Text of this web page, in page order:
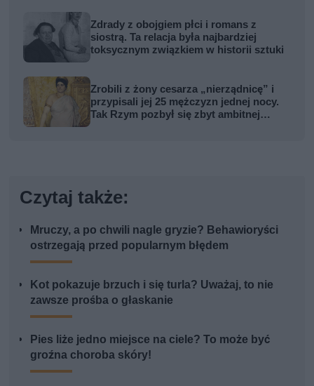
Zdrady z obojgiem płci i romans z
siostrą. Ta relacja była najbardziej
toksycznym związkiem w historii sztuki
Zrobili z żony cesarza „nierządnicę” i
przypisali jej 25 mężczyzn jednej nocy.
Tak Rzym pozbył się zbyt ambitnej
Czytaj także:
Mruczy, a po chwili nagle gryzie? Behawioryści
ostrzegają przed popularnym błędem
Kot pokazuje brzuch i się turla? Uważaj, to nie
zawsze prośba o głaskanie
Pies liże jedno miejsce na ciele? To może być
groźna choroba skóry!